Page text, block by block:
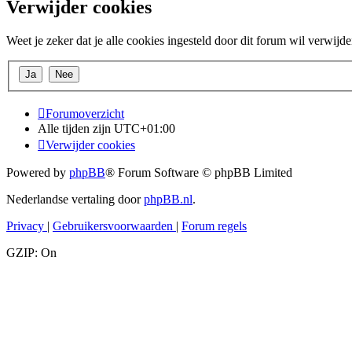
Verwijder cookies
Weet je zeker dat je alle cookies ingesteld door dit forum wil
Forumoverzicht
Alle tijden zijn UTC+01:00
Verwijder cookies
Powered by phpBB® Forum Software © phpBB Limited
Nederlandse vertaling doorphpBB.nl.
Privacy | Gebruikersvoorwaarden | Forum regels
GZIP: On